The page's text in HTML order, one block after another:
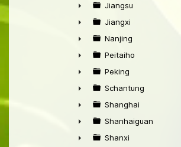
►
►
Jiangsu
►
Jiangxi
►
Nanjing
►
Peitaiho
►
Peking
►
Schantung
►
Shanghai
►
Shanhaiguan
Shanxi